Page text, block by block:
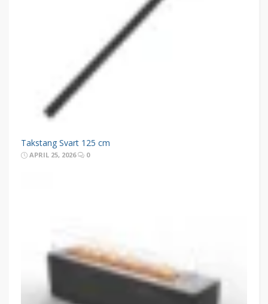
Takstang Svart 125 cm
APRIL 25, 2026 0